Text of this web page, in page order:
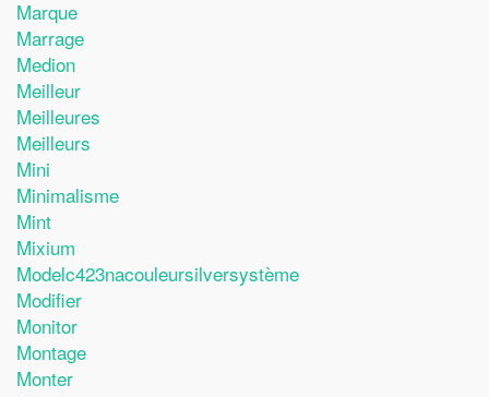
Marque
Marrage
Medion
Meilleur
Meilleures
Meilleurs
Mini
Minimalisme
Mint
Mixium
Modelc423nacouleursilversystème
Modifier
Monitor
Montage
Monter